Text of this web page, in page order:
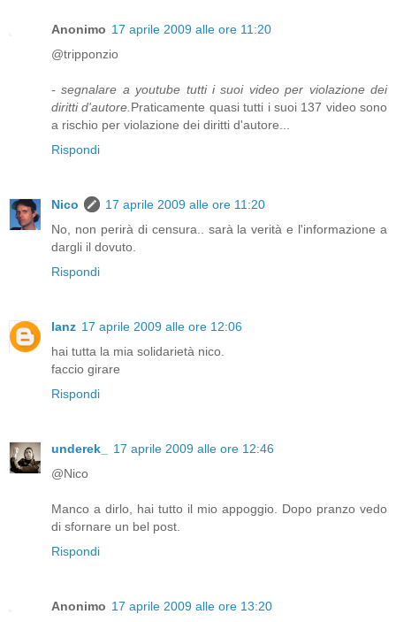
Anonimo 17 aprile 2009 alle ore 11:20
@tripponzio
- segnalare a youtube tutti i suoi video per violazione dei
diritti d'autore. Praticamente quasi tutti i suoi 137 video sono
a rischio per violazione dei diritti d'autore...
Rispondi
Nico
17 aprile 2009 alle ore 11:20
No, non perirà di censura.. sarà la verità e l'informazione a
dargli il dovuto.
Rispondi
lanz 17 aprile 2009 alle ore 12:06
hai tutta la mia solidarietà nico.
faccio girare
Rispondi
underek_
17 aprile 2009 alle ore 12:46
@Nico
Manco a dirlo, hai tutto il mio appoggio. Dopo pranzo vedo
di sfornare un bel post.
Rispondi
Anonimo 17 aprile 2009 alle ore 13:20